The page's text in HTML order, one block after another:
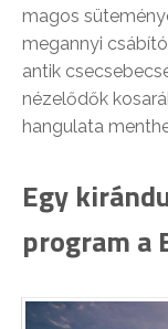
magos
megannyi
antik
nézelődők
hangulata
Egy
program a